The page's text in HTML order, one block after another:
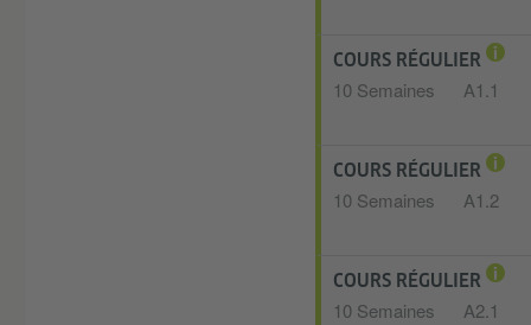
COURS RÉGULIER
10 Semaines A1.1
COURS RÉGULIER
10 Semaines A1.2
COURS RÉGULIER
10 Semaines A2.1